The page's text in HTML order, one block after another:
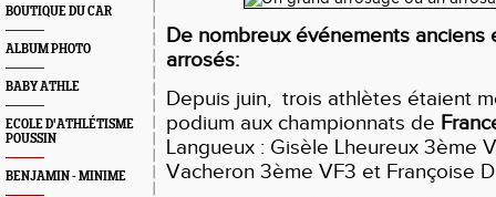
BOUTIQUE DU CAR
ALBUM PHOTO
BABY ATHLE
ECOLE D'ATHLÉTISME
POUSSIN
BENJAMIN - MINIME
De nombreux événements anciens
arrosés:
Depuis juin, trois athlètes étaient
podium aux championnats de
Langueux : Gisèle Lheureux 3ème
Vacheron 3ème VF3 et Françoise